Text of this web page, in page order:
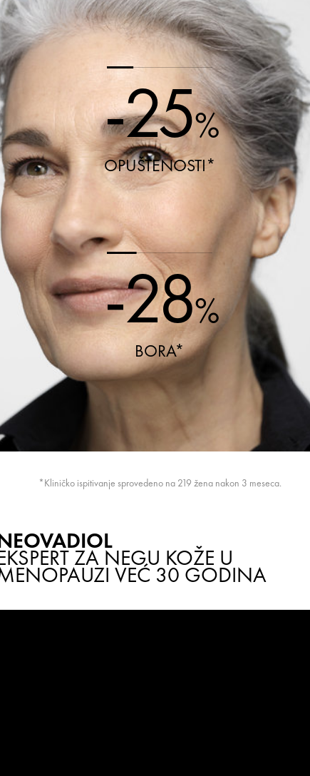
-25%
OPUŠTENOSTI*
-28%
BORA*
*Kliničko ispitivanje sprovedeno na 219 žena nakon 3 meseca.
ZA NEGU KOŽE U
VEĆ 30 GODINA